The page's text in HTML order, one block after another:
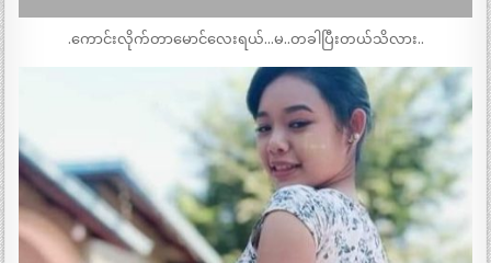
.ကောင်းလိုက်တာမောင်လေးရယ်…မ..တခါပြီးတယ်သိလား..